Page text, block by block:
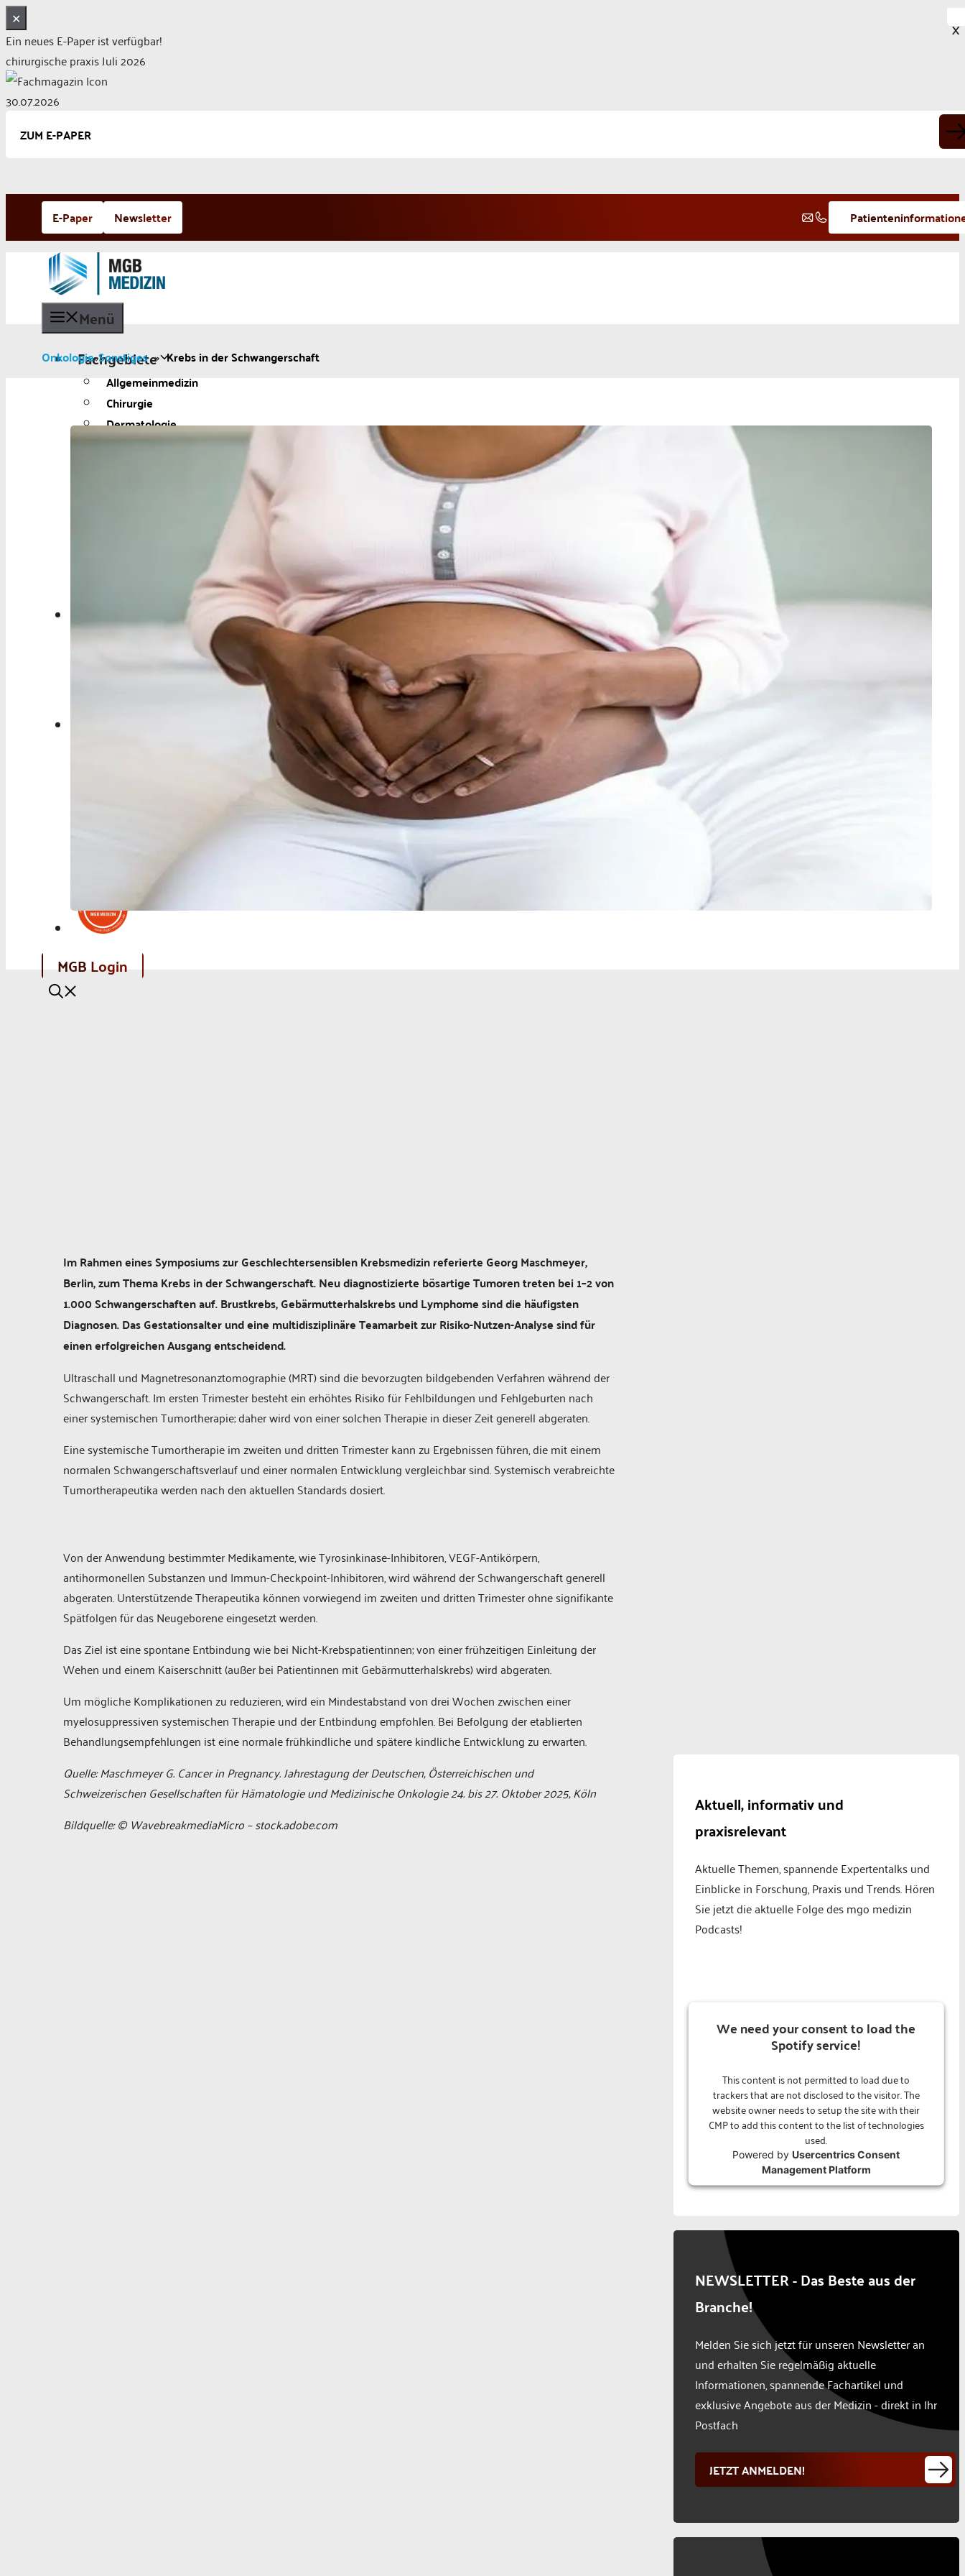
✕
Ein neues E-Paper ist verfügbar!
chirurgische praxis Juli 2026
30.07.2026
ZUM E-PAPER
springen
E-Paper Newsletter
Menü
Fachgebiete
Allgemeinmedizin
Chirurgie
Dermatologie
Diabetologie
Neurologie und Psychiatrie
Aktuelles
Berufspolitik
MGB Login
Onkologie»Sonstiges » Krebs in der Schwangerschaft
Im Rahmen eines Symposiums zur Geschlechtersensiblen Krebsmedizin referierte Georg Maschmeyer,
Berlin, zum Thema Krebs in der Schwangerschaft. Neu diagnostizierte bösartige Tumoren treten bei 1–2 von
1.000 Schwangerschaften auf. Brustkrebs, Gebärmutterhalskrebs und Lymphome sind die häufigsten
Diagnosen. Das Gestationsalter und eine multidisziplinäre Teamarbeit zur Risiko-Nutzen-Analyse sind für
einen erfolgreichen Ausgang entscheidend.
Ultraschall und Magnetresonanztomographie (MRT) sind die bevorzugten bildgebenden Verfahren während der
Schwangerschaft. Im ersten Trimester besteht ein erhöhtes Risiko für Fehlbildungen und Fehlgeburten nach
einer systemischen Tumortherapie; daher wird von einer solchen Therapie in dieser Zeit generell abgeraten.
Eine systemische Tumortherapie im zweiten und dritten Trimester kann zu Ergebnissen führen, die mit einem
normalen Schwangerschaftsverlauf und einer normalen Entwicklung vergleichbar sind. Systemisch verabreichte
Tumortherapeutika werden nach den aktuellen Standards dosiert.
Von der Anwendung bestimmter Medikamente, wie Tyrosinkinase-Inhibitoren, VEGF-Antikörpern,
antihormonellen Substanzen und Immun-Checkpoint-Inhibitoren, wird während der Schwangerschaft generell
abgeraten. Unterstützende Therapeutika können vorwiegend im zweiten und dritten Trimester ohne signifikante
Spätfolgen für das Neugeborene eingesetzt werden.
Das Ziel ist eine spontane Entbindung wie bei Nicht-Krebspatientinnen; von einer frühzeitigen Einleitung der
Wehen und einem Kaiserschnitt (außer bei Patientinnen mit Gebärmutterhalskrebs) wird abgeraten.
Um mögliche Komplikationen zu reduzieren, wird ein Mindestabstand von drei Wochen zwischen einer
myelosuppressiven systemischen Therapie und der Entbindung empfohlen. Bei Befolgung der etablierten
Behandlungsempfehlungen ist eine normale frühkindliche und spätere kindliche Entwicklung zu erwarten.
Quelle: Maschmeyer G. Cancer in Pregnancy. Jahrestagung der Deutschen, Österreichischen und
Schweizerischen Gesellschaften für Hämatologie und Medizinische Onkologie 24. bis 27. Oktober 2025, Köln
Bildquelle: © WavebreakmediaMicro – stock.adobe.com
Aktuell, informativ und
praxisrelevant
Aktuelle Themen, spannende Expertentalks und
Einblicke in Forschung, Praxis und Trends. Hören
Sie jetzt die aktuelle Folge des mgo medizin
Podcasts!
We need your consent to load the
Spotify service!
This content is not permitted to load due to
trackers that are not disclosed to the visitor. The
website owner needs to setup the site with their
CMP to add this content to the list of technologies
used.
Powered byUsercentrics Consent
Management Platform
NEWSLETTER - Das Beste aus der
Branche!
Melden Sie sich jetzt für unseren Newsletter an
und erhalten Sie regelmäßig aktuelle
Informationen, spannende Fachartikel und
exklusive Angebote aus der Medizin - direkt in Ihr
Postfach
JETZT ANMELDEN!
X